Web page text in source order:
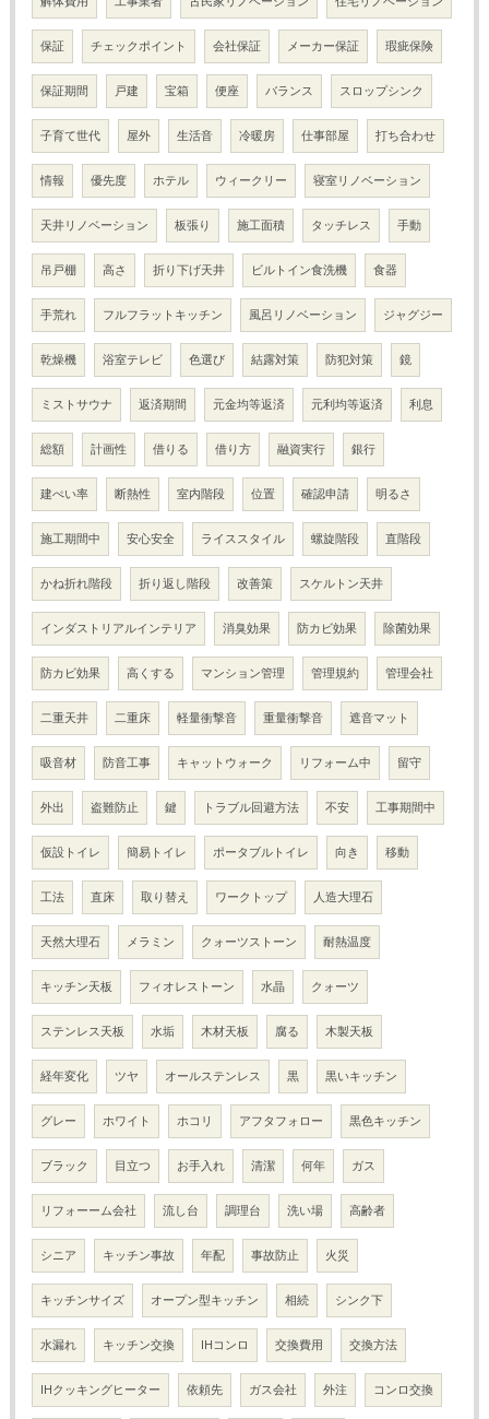
保証 チェックポイント 会社保証 メーカー保証 瑕疵保険
保証期間 戸建 宝箱 便座 バランス スロップシンク
子育て世代 屋外 生活音 冷暖房 仕事部屋 打ち合わせ
情報 優先度 ホテル ウィークリー 寝室リノベーション
天井リノベーション 板張り 施工面積 タッチレス 手動
吊戸棚 高さ 折り下げ天井 ビルトイン食洗機 食器
手荒れ フルフラットキッチン 風呂リノベーション ジャグジー
乾燥機 浴室テレビ 色選び 結露対策 防犯対策 鏡
ミストサウナ 返済期間 元金均等返済 元利均等返済 利息
総額 計画性 借りる 借り方 融資実行 銀行
建ぺい率 断熱性 室内階段 位置 確認申請 明るさ
施工期間中 安心安全 ライススタイル 螺旋階段 直階段
かね折れ階段 折り返し階段 改善策 スケルトン天井
インダストリアルインテリア 消臭効果 防カビ効果 除菌効果
防カビ効果 高くする マンション管理 管理規約 管理会社
二重天井 二重床 軽量衝撃音 重量衝撃音 遮音マット
吸音材 防音工事 キャットウォーク リフォーム中 留守
外出 盗難防止 鍵 トラブル回避方法 不安 工事期間中
仮設トイレ 簡易トイレ ポータブルトイレ 向き 移動
工法 直床 取り替え ワークトップ 人造大理石
天然大理石 メラミン クォーツストーン 耐熱温度
キッチン天板 フィオレストーン 水晶 クォーツ
ステンレス天板 水垢 木材天板 腐る 木製天板
経年変化 ツヤ オールステンレス 黒 黒いキッチン
グレー ホワイト ホコリ アフタフォロー 黒色キッチン
ブラック 目立つ お手入れ 清潔 何年 ガス
リフォーーム会社 流し台 調理台 洗い場 高齢者
シニア キッチン事故 年配 事故防止 火災
キッチンサイズ オープン型キッチン 相続 シンク下
水漏れ キッチン交換 IHコンロ 交換費用 交換方法
IHクッキングヒーター 依頼先 ガス会社 外注 コンロ交換